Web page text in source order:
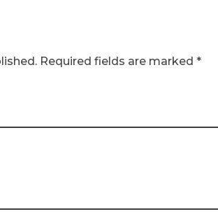
Required fields are marked *